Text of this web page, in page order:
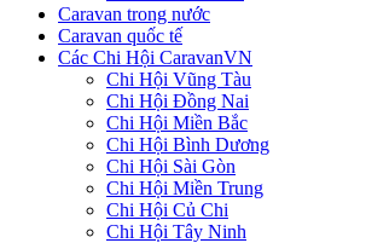
Caravan trong nước
Caravan quốc tế
Các Chi Hội CaravanVN
Chi Hội Vũng Tàu
Chi Hội Đồng Nai
Chi Hội Miền Bắc
Chi Hội Bình Dương
Chi Hội Sài Gòn
Chi Hội Miền Trung
Chi Hội Củ Chi
Chi Hội Tây Ninh